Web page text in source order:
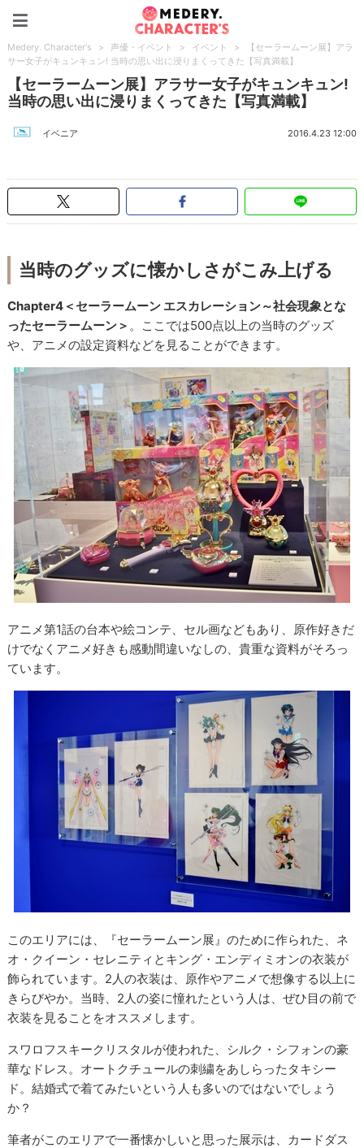
Medery. Character's > 声優・イベント > イベント >
【セーラームーン展】アラ
サー女子がキュンキュン! 当時の思い出に浸りまくってきた【写真満載】
【セーラームーン展】アラサー女子がキュンキュン!
当時の思い出に浸りまくってきた【写真満載】
イベニア 2016.4.23 12:00
当時のグッズに懐かしさがこみ上げる
Chapter4＜セーラームーン エスカレーション～社会現象とな
ったセーラームーン＞ 。ここでは500点以上の当時のグッズ
や、アニメの設定資料などを見ることができます。
アニメ第1話の台本や絵コンテ、セル画などもあり、原作好きだ
けでなくアニメ好きも感動間違いなしの、貴重な資料がそろっ
ています。
このエリアには、『セーラームーン展』のために作られた、ネ
オ・クイーン・セレニティとキング・エンディミオンの衣装が
飾られています。2人の衣装は、原作やアニメで想像する以上に
きらびやか。当時、2人の姿に憧れたという人は、ぜひ目の前で
衣装を見ることをオススメします。
スワロフスキークリスタルが使われた、シルク・シフォンの豪
華なドレス。オートクチュールの刺繍をあしらったタキシー
ド。結婚式で着てみたいという人も多いのではないでしょう
か？
筆者がこのエリアで一番懐かしいと思った展示は、カードダス